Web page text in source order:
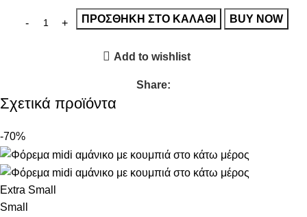
ΠΡΟΣΘΉΚΗ ΣΤΟ ΚΑΛΆΘΙ BUY NOW
Add to wishlist
Share:
Σχετικά προϊόντα
-70%
Extra Small
Small